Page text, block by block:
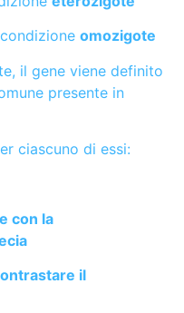
omozigote
il gene viene definito
presente in
ciascuno di essi:
con la
il